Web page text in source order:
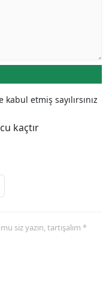
kabul etmiş sayılırsınız
kaçtır
siz yazın, tartışalım *